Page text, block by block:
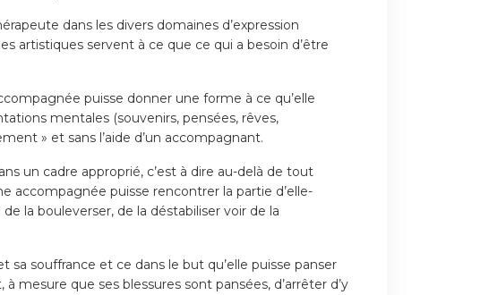
dans les divers domaines d’expression
artistiques servent à ce que ce qui a besoin d’être
puisse donner une forme à ce qu’elle
mentales (souvenirs, pensées, rêves,
» et sans l’aide d’un accompagnant.
un cadre approprié, c’est à dire au-delà de tout
accompagnée puisse rencontrer la partie d’elle-
la bouleverser, de la déstabiliser voir de la
souffrance et ce dans le but qu’elle puisse panser
mesure que ses blessures sont pansées, d’arrêter d’y